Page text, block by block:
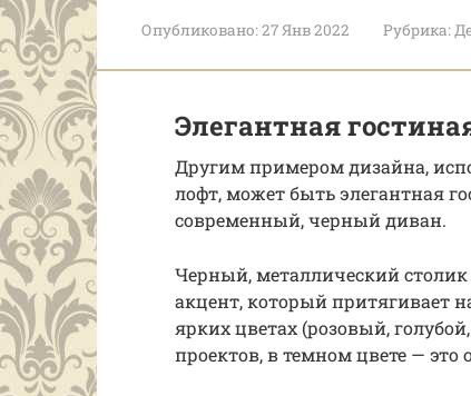
Опубликовано:27 Янв 2022 Рубрика:
Элегантная
Другим примером дизайна,
лофт, может быть элегантная
современный, черный диван.
Черный, металлический
акцент, который притягивает
ярких цветах (розовый,
проектов, в темном цвете —